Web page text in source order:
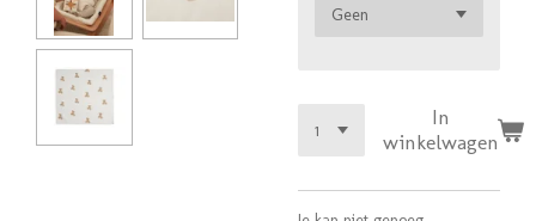
In
winkelwagen